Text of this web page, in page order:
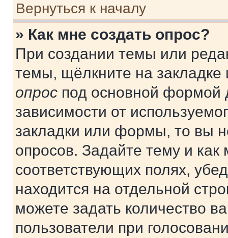
Вернуться к началу
» Как мне создать опрос?
При создании темы или
темы, щёлкните на
опрос под основной формой
зависимости от
закладки или формы, то вы
опросов. Задайте тему и
соответствующих полях,
находится на отдельной
можете задать количество
пользователи при